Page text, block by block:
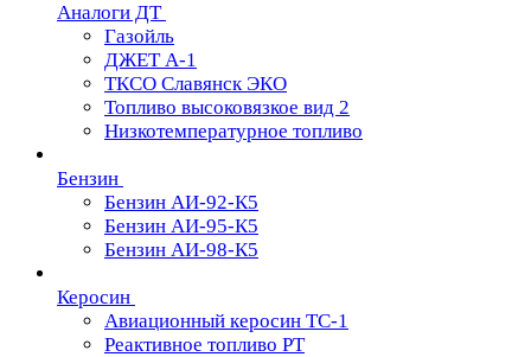
Аналоги ДТ
Газойль
ДЖЕТ А-1
ТКСО Славянск ЭКО
Топливо высоковязкое вид 2
Низкотемпературное топливо
Бензин
Бензин АИ-92-К5
Бензин АИ-95-К5
Бензин АИ-98-К5
Керосин
Авиационный керосин ТС-1
Реактивное топливо РТ